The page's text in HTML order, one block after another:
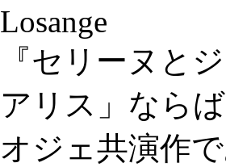
Losange
『セリーヌと
アリス」なら
オジェ共演作